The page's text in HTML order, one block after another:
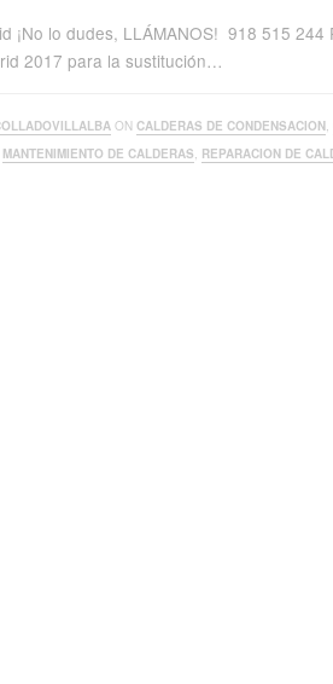
¡No lo dudes, LLÁMANOS! 918 515 244
2017 para la sustitución…
ON CALDERAS DE CONDENSACION
MANTENIMIENTO DE CALDERAS REPARACION DE